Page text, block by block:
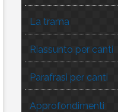
La trama
Riassunto per canti
Parafrasi per canti
Approfondimenti